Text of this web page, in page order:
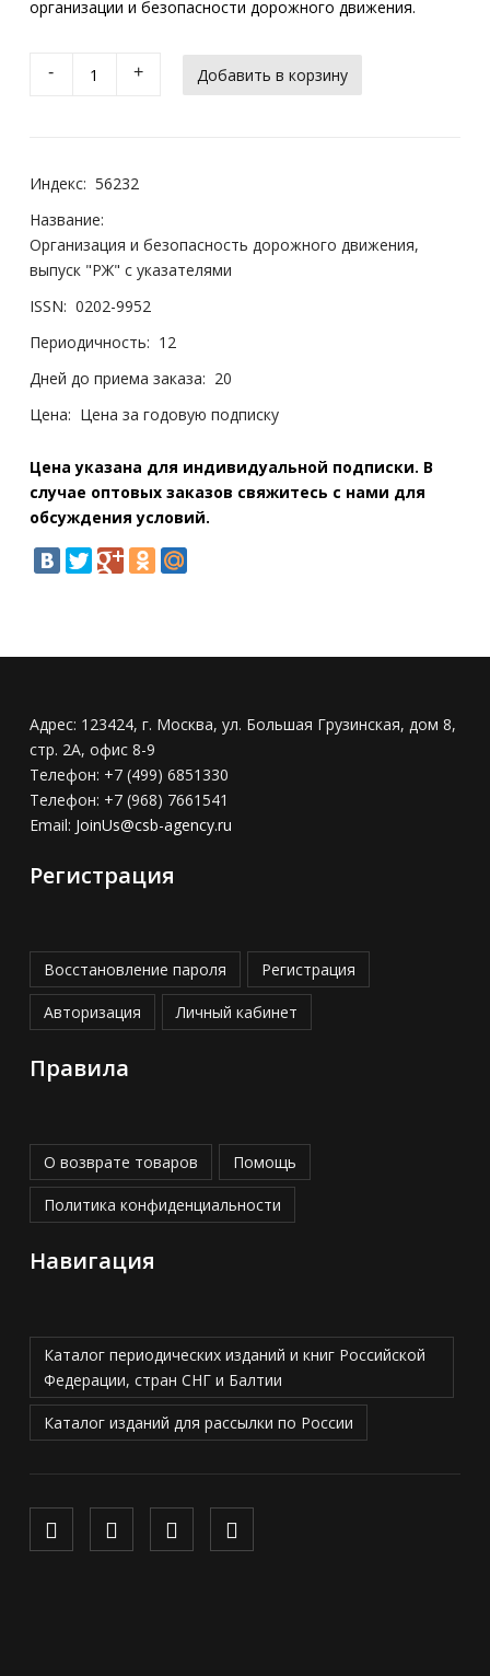
организации и безопасности дорожного движения.
- +
Индекс: 56232
Название:
Организация и безопасность дорожного движения,
выпуск "РЖ" с указателями
ISSN: 0202-9952
Периодичность: 12
Дней до приема заказа: 20
Цена: Цена за годовую подписку
Цена указана для индивидуальной подписки. В
случае оптовых заказов свяжитесь с нами для
обсуждения условий.
Адрес: 123424, г. Москва, ул. Большая Грузинская, дом 8,
стр. 2А, офис 8-9
Телефон: +7 (499) 6851330
Телефон: +7 (968) 7661541
Email: JoinUs@csb-agency.ru
Регистрация
Восстановление пароля Регистрация
Авторизация Личный кабинет
Правила
О возврате товаров Помощь
Политика конфиденциальности
Навигация
Каталог периодических изданий и книг Российской
Федерации, стран СНГ и Балтии
Каталог изданий для рассылки по России